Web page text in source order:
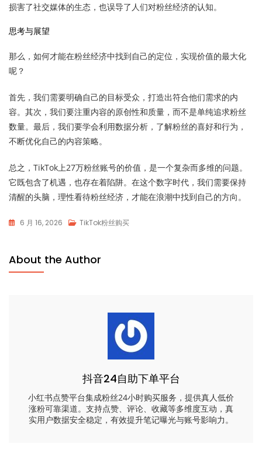
损害了社交媒体的生态，也误导了人们对粉丝经济的认知。
思考与展望
那么，如何才能在粉丝经济中找到自己的定位，实现价值的最大化
呢？
首先，我们需要明确自己的目标受众，打造出符合他们需求的内
容。其次，我们要注重内容的原创性和质量，而不是单纯追求粉丝
数量。最后，我们要学会利用数据分析，了解粉丝的喜好和行为，
不断优化自己的内容策略。
总之，TikTok上27万粉丝账号的价值，是一个复杂而多维的问题。
它既包含了机遇，也存在着陷阱。在这个数字时代，我们需要保持
清醒的头脑，理性看待粉丝经济，才能在浪潮中找到自己的方向。
6 月 16, 2026 TikTok粉丝购买
About the Author
抖音24自助下单平台
小红书点赞平台集成粉丝24小时购买服务，提供真人低价
涨粉可靠渠道。支持点赞、评论、收藏等多维度互动，真
实用户数据安全稳定，有效提升笔记曝光与账号影响力。